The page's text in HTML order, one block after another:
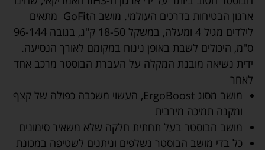
ארגון הבטיחות בדרכים העולמי. מושב הGoFit מתאים
לילדים מגיל 4 ומעלה, במשקל 18-50 ק"ג, בגובה 96-144
ס"מ, היכולים לשבת באופן נינוח במקומם לאורך הנסיעה.
ידית נשיאה מובנת המקלה על העברת הבוסטר מרכב אחד
לאחר
מושב מסוג ErgoBoost, העשוי משכבה כפולה של קצף
ומקנה תמיכה מירבית
מושב הבוסטר בעל תחתית חלקה שלא משאיר סימונים
כל בדי מושב הבוסטר נשלפים וניתנים לשטיפה במכונת